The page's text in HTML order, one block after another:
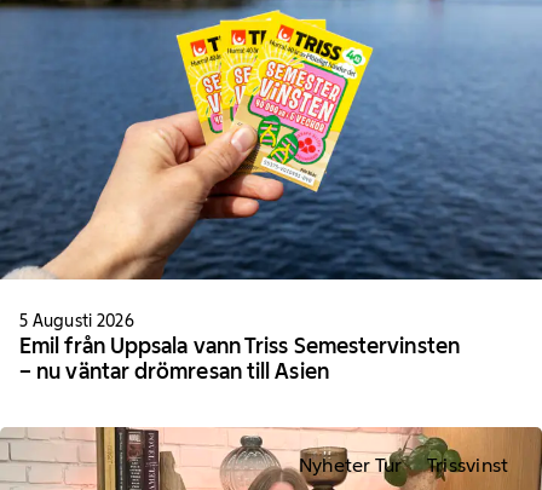
5 Augusti 2026
Emil från Uppsala vann Triss Semestervinsten
– nu väntar drömresan till Asien
Nyheter Tur Trissvinst